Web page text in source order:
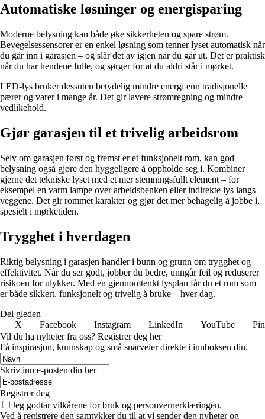
Automatiske løsninger og energisparing
Moderne belysning kan både øke sikkerheten og spare strøm.
Bevegelsessensorer er en enkel løsning som tenner lyset automatisk når
du går inn i garasjen – og slår det av igjen når du går ut. Det er praktisk
når du har hendene fulle, og sørger for at du aldri står i mørket.
LED-lys bruker dessuten betydelig mindre energi enn tradisjonelle
pærer og varer i mange år. Det gir lavere strømregning og mindre
vedlikehold.
Gjør garasjen til et trivelig arbeidsrom
Selv om garasjen først og fremst er et funksjonelt rom, kan god
belysning også gjøre den hyggeligere å oppholde seg i. Kombiner
gjerne det tekniske lyset med et mer stemningsfullt element – for
eksempel en varm lampe over arbeidsbenken eller indirekte lys langs
veggene. Det gir rommet karakter og gjør det mer behagelig å jobbe i,
spesielt i mørketiden.
Trygghet i hverdagen
Riktig belysning i garasjen handler i bunn og grunn om trygghet og
effektivitet. Når du ser godt, jobber du bedre, unngår feil og reduserer
risikoen for ulykker. Med en gjennomtenkt lysplan får du et rom som
er både sikkert, funksjonelt og trivelig å bruke – hver dag.
Del gleden
X
Facebook Instagram LinkedIn YouTube
Vil du ha nyheter fra oss? Registrer deg her
Få inspirasjon, kunnskap og små snarveier direkte i innboksen din.
Skriv inn e-posten din her
Registrer deg
Jeg godtar vilkårene for bruk og personvernerklæringen.
Ved å registrere deg samtykker du til at vi sender deg nyheter og